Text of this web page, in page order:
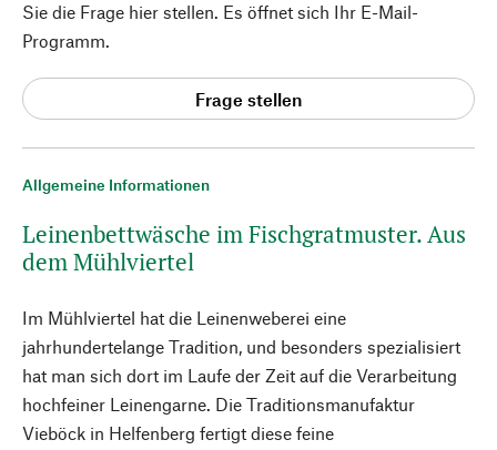
Allgemeine Informationen
Leinenbettwäsche im Fischgratmuster. Aus
dem Mühlviertel
Im Mühlviertel hat die Leinenweberei eine
jahrhundertelange Tradition, und besonders spezialisiert
hat man sich dort im Laufe der Zeit auf die Verarbeitung
hochfeiner Leinengarne. Die Traditionsmanufaktur
Vieböck in Helfenberg fertigt diese feine
Sie die Frage hier stellen. Es öffnet sich Ihr E-Mail-
Programm.
Frage stellen